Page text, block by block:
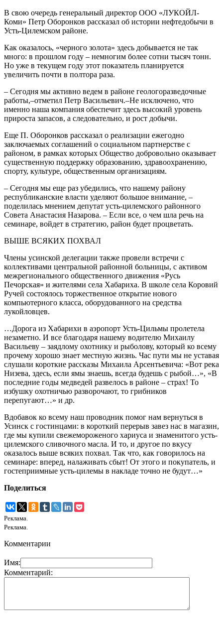
В свою очередь генеральный директор ООО «ЛУКОЙЛ-
Коми» Петр Оборонков рассказал об истории нефтедобычи в
Усть-Цилемском районе.
Как оказалось, «черного золота» здесь добывается не так
много: в прошлом году – немногим более сотни тысяч тонн.
Но уже в текущем году этот показатель планируется
увеличить почти в полтора раза.
– Сегодня мы активно ведем в районе геологоразведочные
работы,–отметил Петр Васильевич.–Не исключено, что
именно наша компания обеспечит здесь высокий уровень
прироста запасов, а следовательно, и рост добычи.
Еще П. Оборонков рассказал о реализации ежегодно
заключаемых соглашений о социальном партнерстве с
районом, в рамках которых Общество добровольно оказывает
существенную поддержку образованию, здравоохранению,
спорту, культуре, общественным организациям.
– Сегодня мы еще раз убедились, что нашему району
республиканские власти уделяют большое внимание, –
поделилась мнением депутат усть-цилемского районного
Совета Анастасия Назарова. – Если все, о чем шла речь на
семинаре, войдет в стратегию, район будет процветать.
ВЫШЕ ВСЯКИХ ПОХВАЛ
Члены усинской делегации также провели встречи с
коллективами центральной районной больницы, с активом
межрегионального общественного движения «Русь
Печорская» и жителями села Хабариха. В школе села Коровий
Ручей состоялось торжественное открытие нового
компьютерного класса, оборудованного на средства
лукойловцев.
…Дорога из Хабарихи в аэропорт Усть-Цильмы пролетела
незаметно. И все благодаря нашему водителю Михаилу
Васильеву – заядлому охотнику и рыболову, который ко всему
прочему хорошо знает местную жизнь. Час пути мы не уставая
слушали короткие рассказы Михаила Арсентьевича: «Вот река
Низева, здесь, если ямы знаешь, всегда будешь с рыбой…», «В
последние годы медведей развелось в районе – страх! То
избушку охотничью разворочают, то грибников
перепугают…» и др.
Вдобавок ко всему наш проводник помог нам вернуться в
Усинск с гостинцами: в короткий перерыв завез нас в магазин,
где мы купили свежемороженого хариуса и знаменитого усть-
цилемского сливочного масла. И то, и другое по вкусу
оказалось выше всяких похвал. Так что, как говорилось на
семинаре: вперед, налаживать сбыт! От этого и покупатель, и
гостеприимные усть-цилемы в накладе точно не будут…»
Поделиться
Реклама.
Реклама.
Комментарии
Имя:
Комментарий: